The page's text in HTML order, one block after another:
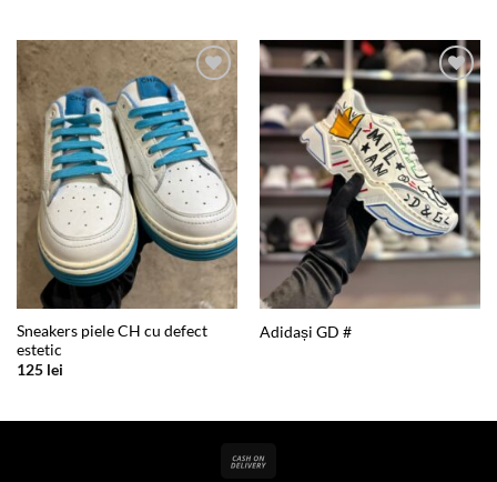
Add to
wishlist
Sneakers piele CH cu defect
estetic
125 lei
Add to
wishlist
Adidași GD #